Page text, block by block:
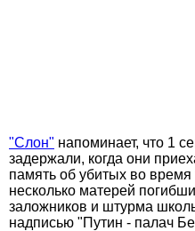
"Слон" напоминает, что 1
задержали, когда они
память об убитых во время
несколько матерей
заложников и штурма
надписью "Путин - палач